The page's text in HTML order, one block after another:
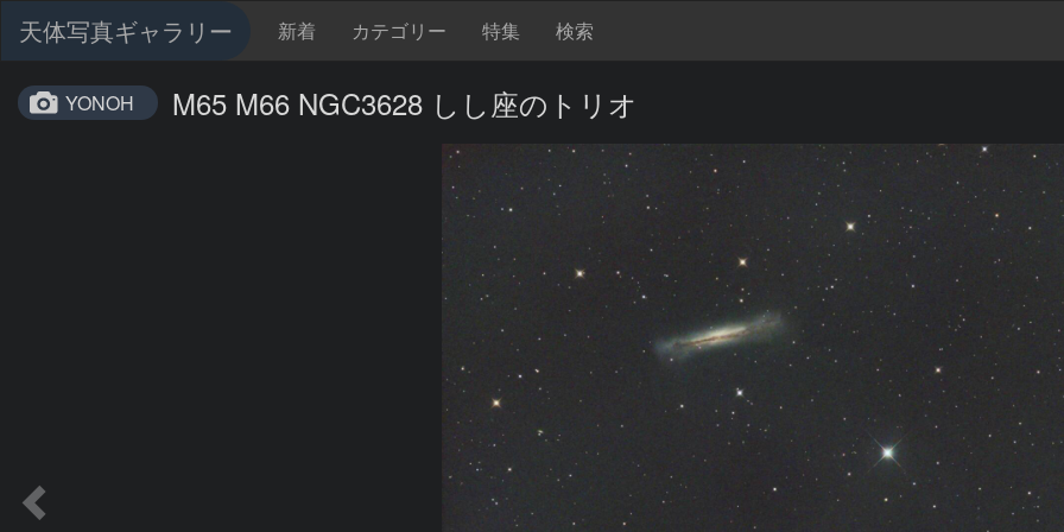
天体写真ギャラリー 新着 カテゴリー 特集 検索
YONOH M65 M66 NGC3628 しし座のトリオ